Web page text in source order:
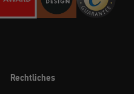
Rechtliches